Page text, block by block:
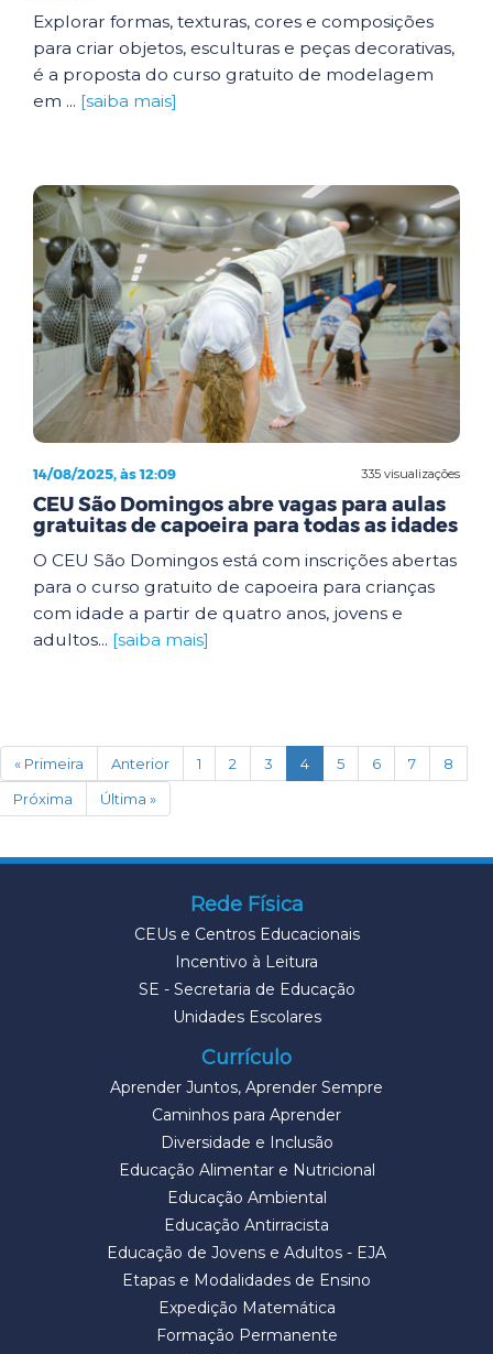
Explorar formas, texturas, cores e composições
para criar objetos, esculturas e peças decorativas,
é a proposta do curso gratuito de modelagem
em ... [saiba mais]
335 visualizações
14/08/2025, às 12:09
CEU São Domingos abre vagas para aulas
gratuitas de capoeira para todas as idades
O CEU São Domingos está com inscrições abertas
para o curso gratuito de capoeira para crianças
com idade a partir de quatro anos, jovens e
adultos... [saiba mais]
« Primeira Anterior 1 2 3 4(current)
5 6 7
8
Próxima
Última »
Rede Física
CEUs e Centros Educacionais
Incentivo à Leitura
SE - Secretaria de Educação
Unidades Escolares
Currículo
Aprender Juntos, Aprender Sempre
Caminhos para Aprender
Diversidade e Inclusão
Educação Alimentar e Nutricional
Educação Ambiental
Educação Antirracista
Educação de Jovens e Adultos - EJA
Etapas e Modalidades de Ensino
Expedição Matemática
Formação Permanente